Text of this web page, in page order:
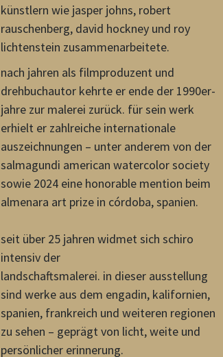
künstlern wie jasper johns, robert
rauschenberg, david hockney und roy
lichtenstein zusammenarbeitete.
nach jahren als filmproduzent und
drehbuchautor kehrte er ende der 1990er-
jahre zur malerei zurück. für sein werk
erhielt er zahlreiche internationale
auszeichnungen – unter anderem von der
salmagundi american watercolor society
sowie 2024 eine honorable mention beim
almenara art prize in córdoba, spanien.
seit über 25 jahren widmet sich schiro
intensiv der
landschaftsmalerei. in dieser ausstellung
sind werke aus dem engadin, kalifornien,
spanien, frankreich und weiteren regionen
zu sehen – geprägt von licht, weite und
persönlicher erinnerung.